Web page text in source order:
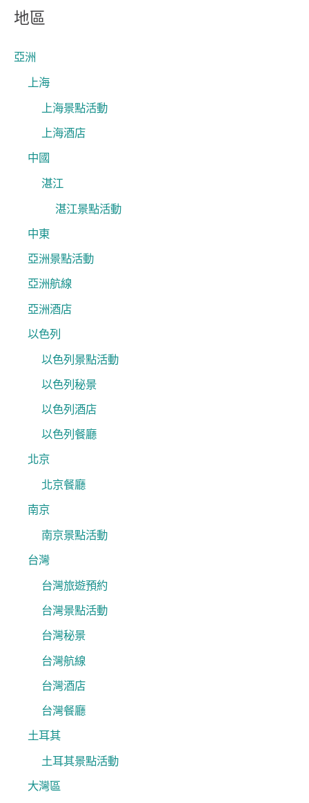
關
字
地區
亞洲
上海
上海景點活動
上海酒店
中國
湛江
湛江景點活動
中東
亞洲景點活動
亞洲航線
亞洲酒店
以色列
以色列景點活動
以色列秘景
以色列酒店
以色列餐廳
北京
北京餐廳
南京
南京景點活動
台灣
台灣旅遊預約
台灣景點活動
台灣秘景
台灣航線
台灣酒店
台灣餐廳
土耳其
土耳其景點活動
大灣區